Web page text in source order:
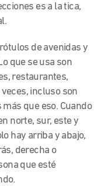
es a la tica,
de avenidas y
que se usa son
restaurantes,
incluso son
más que eso. Cuando
norte, sur, este y
hay arriba y abajo,
derecha o
que esté